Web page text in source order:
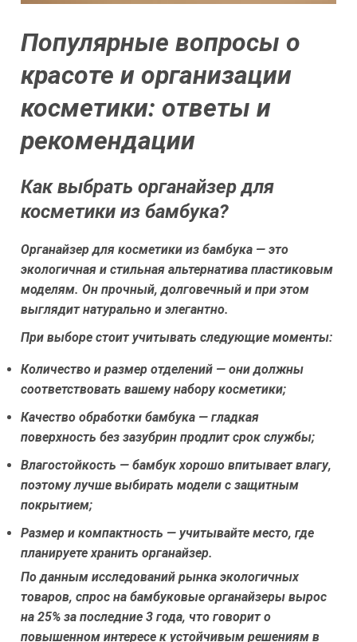
Популярные вопросы о
красоте и организации
косметики: ответы и
рекомендации
Как выбрать органайзер для
косметики из бамбука?
Органайзер для косметики из бамбука — это
экологичная и стильная альтернатива пластиковым
моделям. Он прочный, долговечный и при этом
выглядит натурально и элегантно.
При выборе стоит учитывать следующие моменты:
Количество и размер отделений — они должны
соответствовать вашему набору косметики;
Качество обработки бамбука — гладкая
поверхность без зазубрин продлит срок службы;
Влагостойкость — бамбук хорошо впитывает влагу,
поэтому лучше выбирать модели с защитным
покрытием;
Размер и компактность — учитывайте место, где
планируете хранить органайзер.
По данным исследований рынка экологичных
товаров, спрос на бамбуковые органайзеры вырос
на 25% за последние 3 года, что говорит о
повышенном интересе к устойчивым решениям в